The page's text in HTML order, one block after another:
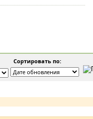
Сортировать по: